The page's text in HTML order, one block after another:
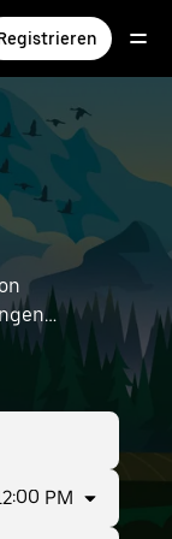
oder
die
Airport)
zu
PM